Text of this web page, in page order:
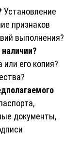
Установление
признаков
выполнения?
или его копия?
документы,